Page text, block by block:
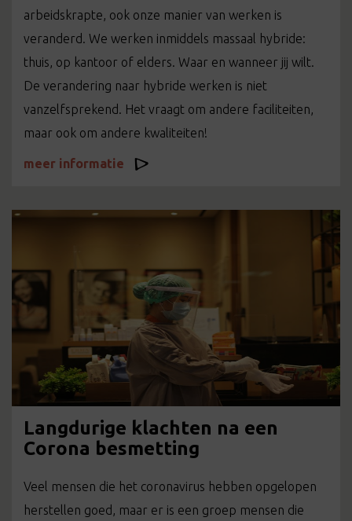
arbeidskrapte, ook onze manier van werken is
veranderd. We werken inmiddels massaal hybride:
thuis, op kantoor of elders. Waar en wanneer jij wilt.
De verandering naar hybride werken is niet
vanzelfsprekend. Het vraagt om andere faciliteiten,
maar ook om andere kwaliteiten!
meer informatie
Langdurige klachten na een
Corona besmetting
Veel mensen die het coronavirus hebben opgelopen
herstellen goed, maar er is een groep mensen die